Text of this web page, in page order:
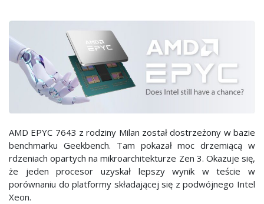
AMD EPYC 7643 z rodziny Milan został dostrzeżony w bazie
benchmarku Geekbench. Tam pokazał moc drzemiącą w
rdzeniach opartych na mikroarchitekturze Zen 3. Okazuje się,
że jeden procesor uzyskał lepszy wynik w teście w
porównaniu do platformy składającej się z podwójnego Intel
Xeon.